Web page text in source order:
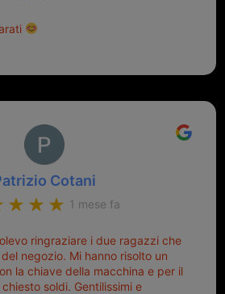
Cotani
1 mese fa
ringraziare i due ragazzi che
negozio. Mi hanno risolto un
la chiave della macchina e per il
soldi. Gentilissimi e